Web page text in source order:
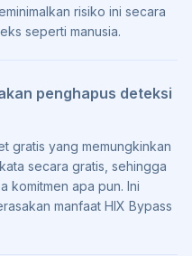
risiko ini secara
seperti manusia.
penghapus deteksi
gratis yang memungkinkan
secara gratis, sehingga
komitmen apa pun. Ini
manfaat HIX Bypass